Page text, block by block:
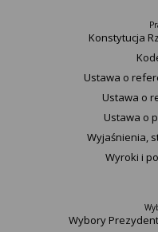
Konstytucja
Ustawa o
Ustawa o
Ustawa o
Wyjaśnienia,
Wyroki i
Wybory